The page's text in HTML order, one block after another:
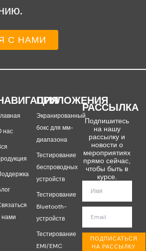
С НАМИ
нас
нами
ПРИЛОЖЕНИЯ
Экранированный
бокс для мм-
диапазона
Тестирование
беспроводных
устройств
Тестирование
Bluetooth-
устройств
Тестирование
EMI/EMC
РАССЫЛКА
Подпишитесь
на нашу
рассылку и
новости о
мероприятиях
прямо сейчас,
чтобы быть в
курсе.
ПОДПИСАТЬСЯ
НА РАССЫЛКУ